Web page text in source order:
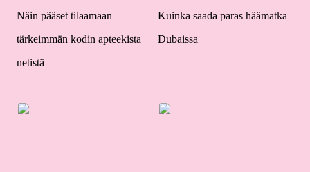
Näin pääset tilaamaan
tärkeimmän kodin apteekista
netistä
Kuinka saada paras häämatka
Dubaissa